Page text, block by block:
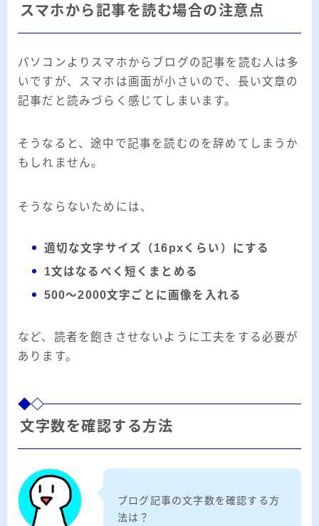
スマホから記事を読む場合の注意点
パソコンよりスマホからブログの記事を読む人は多
いですが、スマホは画面が小さいので、長い文章の
記事だと読みづらく感じてしまいます。
そうなると、途中で記事を読むのを辞めてしまうか
もしれません。
そうならないためには、
適切な文字サイズ（16pxくらい）にする
1文はなるべく短くまとめる
500～2000文字ごとに画像を入れる
など、読者を飽きさせないように工夫をする必要が
あります。
文字数を確認する方法
ブログ記事の文字数を確認する方
法は？